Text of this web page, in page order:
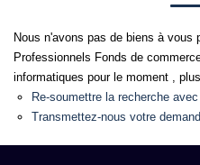
Nos
Nous n'avons pas de biens à vous
Professionnels Fonds de
informatiques pour le moment ,
Re-soumettre la recherche
Transmettez-nous votre